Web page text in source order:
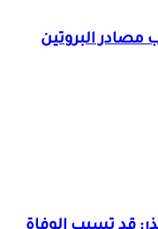
البروتين